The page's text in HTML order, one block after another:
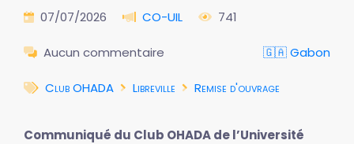
07/07/2026 CO-UIL 741
Aucun commentaire 🇬🇦 Gabon
Club OHADA Libreville Remise d'ouvrage
Communiqué du Club OHADA de l’Université